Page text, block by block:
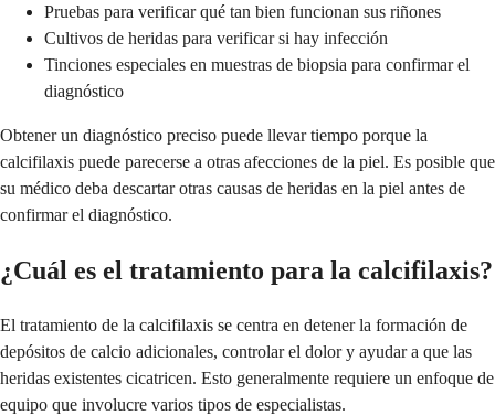
Pruebas para verificar qué tan bien funcionan sus riñones
Cultivos de heridas para verificar si hay infección
Tinciones especiales en muestras de biopsia para confirmar el
diagnóstico
Obtener un diagnóstico preciso puede llevar tiempo porque la
calcifilaxis puede parecerse a otras afecciones de la piel. Es posible que
su médico deba descartar otras causas de heridas en la piel antes de
confirmar el diagnóstico.
¿Cuál es el tratamiento para la calcifilaxis?
El tratamiento de la calcifilaxis se centra en detener la formación de
depósitos de calcio adicionales, controlar el dolor y ayudar a que las
heridas existentes cicatricen. Esto generalmente requiere un enfoque de
equipo que involucre varios tipos de especialistas.